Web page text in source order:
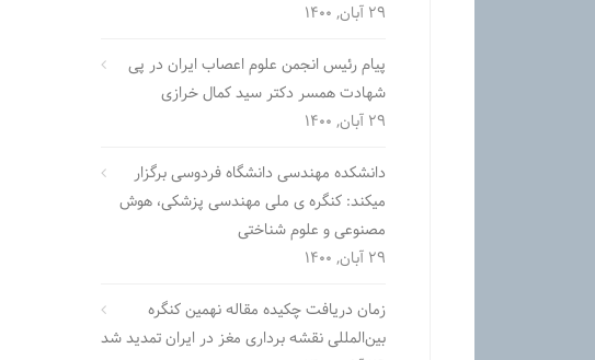
29 آبان, 1400
پیام رئیس انجمن علوم اعصاب ایران در پی
شهادت همسر دکتر سید کمال خرازی
29 آبان, 1400
دانشکده مهندسی دانشگاه فردوسی برگزار
میکند: کنگره ی ملی مهندسی پزشکی، هوش
مصنوعی و علوم شناختی
29 آبان, 1400
زمان دریافت چکیده مقاله نهمین کنگره
بین‌المللی نقشه برداری مغز در ایران تمدید شد